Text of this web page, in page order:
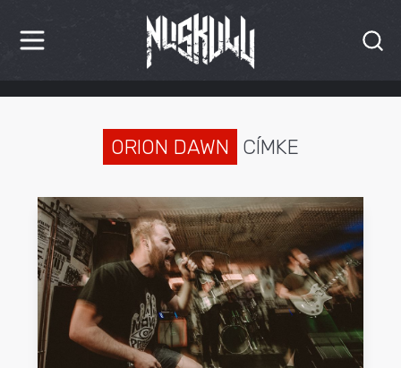
HÍREK
INTERJÚK
PREMIEREK
KULT
MÁSVILÁG
ORION DAWN CÍMKE